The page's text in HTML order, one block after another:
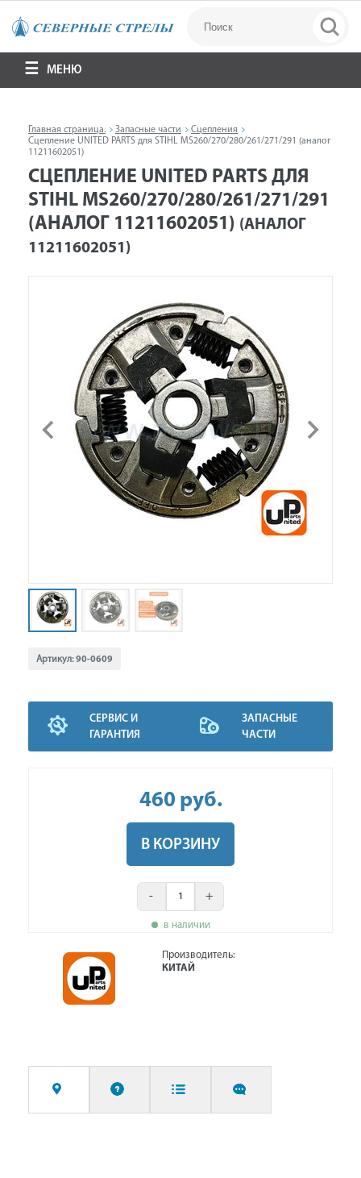
МЕНЮ
Главная страница. Запасные части
Сцепления
Сцепление UNITED PARTS для STIHL MS260/270/280/261/271/291 (аналог
11211602051)
СЦЕПЛЕНИЕ UNITED PARTS ДЛЯ
STIHL MS260/270/280/261/271/291
(АНАЛОГ 11211602051) (АНАЛОГ
11211602051)
Артикул:90-0609
СЕРВИС И
ГАРАНТИЯ
ЗАПАСНЫЕ
ЧАСТИ
460 руб.
В КОРЗИНУ
- +
в наличии
Производитель:
КИТАЙ